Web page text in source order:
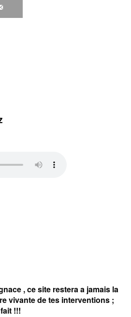
, ce site restera a jamais la
vivante de tes interventions ;
!!!